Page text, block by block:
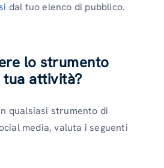
dal tuo elenco di pubblico.
lo strumento
attività?
qualsiasi strumento di
media, valuta i seguenti